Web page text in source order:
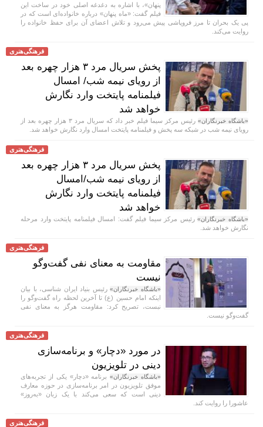
پنهان»، با اشاره به دغدغه اصلی خود در ساخت این
فیلم گفت: «ماه پنهان» درباره خانواده‌ای است که در
پی یک بحران تا مرز فروپاشی پیش می‌رود و تلاش اعضای آن برای حفظ خانواده را
روایت می‌کند.
فرهنگی‌هنری
پخش سریال مرد ۳ هزار چهره بعد
از رویای نیمه شب/ امسال
فیلمنامه پایتخت وارد نگارش
خواهد شد
«باشگاه خبرنگاران»
رئیس مرکز سیما فیلم خبر داد که سریال مرد ۳ هزار چهره بعد از
رویای نیمه شب در شبکه سه پخش و فیلمنامه پایتخت امسال وارد نگارش خواهد شد.
فرهنگی‌هنری
پخش سریال مرد ۳ هزار چهره بعد
از رویای نیمه شب/امسال
فیلمنامه پایتخت وارد نگارش
خواهد شد
«باشگاه خبرنگاران»رئیس مرکز سیما فیلم گفت: امسال فیلمنامه پایتخت وارد مرحله
نگارش خواهد شد.
فرهنگی‌هنری
مقاومت به معنای نفی گفت‌و‌گو
نیست
«باشگاه خبرنگاران»رئیس بنیاد ایران شناسی، با بیان
اینکه امام حسین (ع) تا آخرین لحظه راه گفت‌و‌گو را
نبست، تصریح کرد: مقاومت هرگز به معنای نفی
گفت‌و‌گو نیست.
فرهنگی‌هنری
در مورد «دچار» و برنامه‌سازی
دینی در تلویزیون
«باشگاه خبرنگاران»برنامه «دچار» یکی از تجربه‌های
موفق تلویزیون در امر برنامه‌سازی در حوزه معارف
دینی است که سعی می‌کند با یک زبان «به‌روز»
عاشورا را روایت کند.
فرهنگی‌هنری